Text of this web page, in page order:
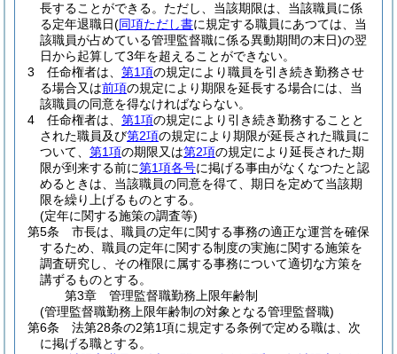
長することができる。 ただし、当該期限は、当該職員に係
る定年退職日(同項ただし書に規定する職員にあつては、当
該職員が占めている管理監督職に係る異動期間の末日)の翌
日から起算して3年を超えることができない。
3
任命権者は、 第1項の規定により職員を引き続き勤務させ
る場合又は前項の規定により期限を延長する場合には、当
該職員の同意を得なければならない。
4
任命権者は、 第1項の規定により引き続き勤務することと
された職員及び第2項の規定により期限が延長された職員に
ついて、 第1項の期限又は第2項の規定により延長された期
限が到来する前に第1項各号に掲げる事由がなくなつたと認
めるときは、当該職員の同意を得て、期日を定めて当該期
限を繰り上げるものとする。
(定年に関する施策の調査等)
第5条
市長は、職員の定年に関する事務の適正な運営を確保
するため、職員の定年に関する制度の実施に関する施策を
調査研究し、その権限に属する事務について適切な方策を
講ずるものとする。
第3章
管理監督職勤務上限年齢制
(管理監督職勤務上限年齢制の対象となる管理監督職)
第6条
法第28条の2第1項に規定する条例で定める職は、次
に掲げる職とする。